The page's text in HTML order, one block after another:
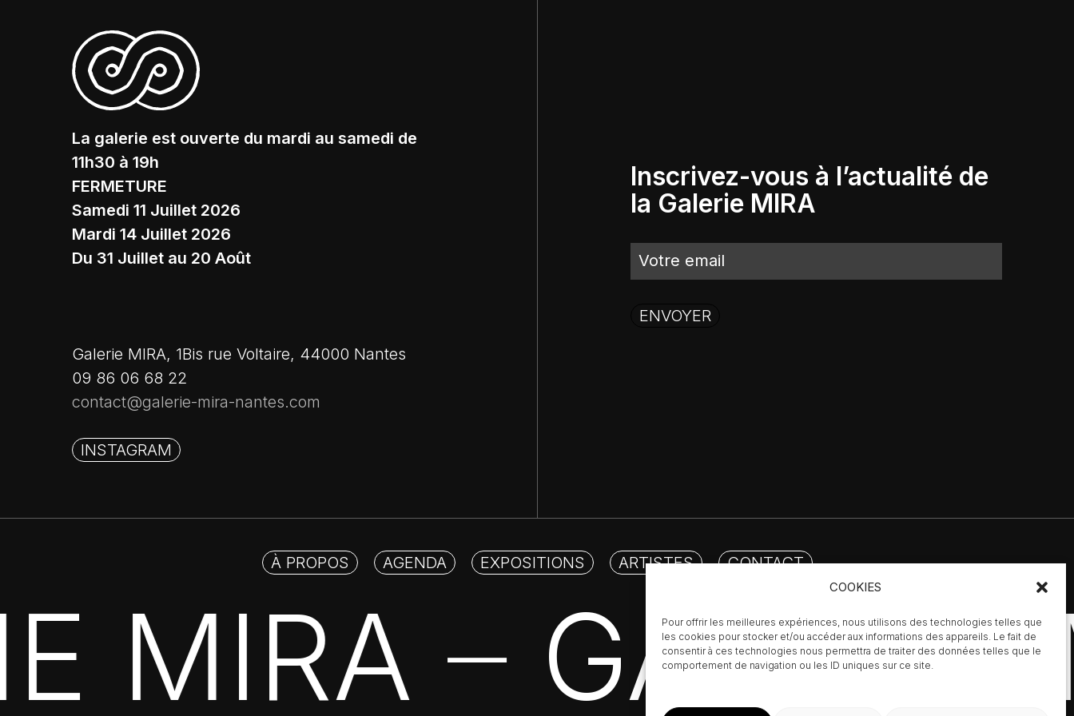
COOKIES
Pour offrir les meilleures expériences, nous utilisons des technologies telles que
les cookies pour stocker et/ou accéder aux informations des appareils. Le fait de
consentir à ces technologies nous permettra de traiter des données telles que le
comportement de navigation ou les ID uniques sur ce site.
Sous-total :
La galerie est ouverte du mardi au samedi de
11h30 à 19h
FERMETURE
Samedi 11 Juillet 2026
Mardi 14 Juillet 2026
Du 31 Juillet au 20 Août
Galerie MIRA, 1Bis rue Voltaire, 44000 Nantes
09 86 06 68 22
contact@galerie-mira-nantes.com
INSTAGRAM
Inscrivez-vous à l’actualité de
la Galerie MIRA
À PROPOS AGENDA EXPOSITIONS ARTISTES CONTACT
MIRA —